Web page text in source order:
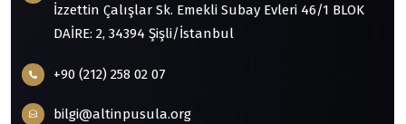
İzzettin Çalışlar Sk. Emekli Subay Evleri 46/1 BLOK
DAİRE: 2, 34394 Şişli/İstanbul
+90 (212) 258 02 07
bilgi@altinpusula.org